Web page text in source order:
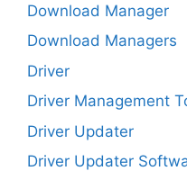
Download Manager
Download Managers
Driver
Driver Management
Driver Updater
Driver Updater